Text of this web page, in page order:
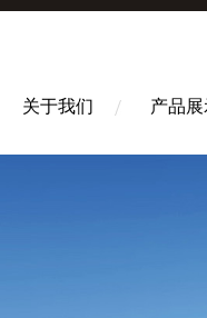
关于我们 产品展